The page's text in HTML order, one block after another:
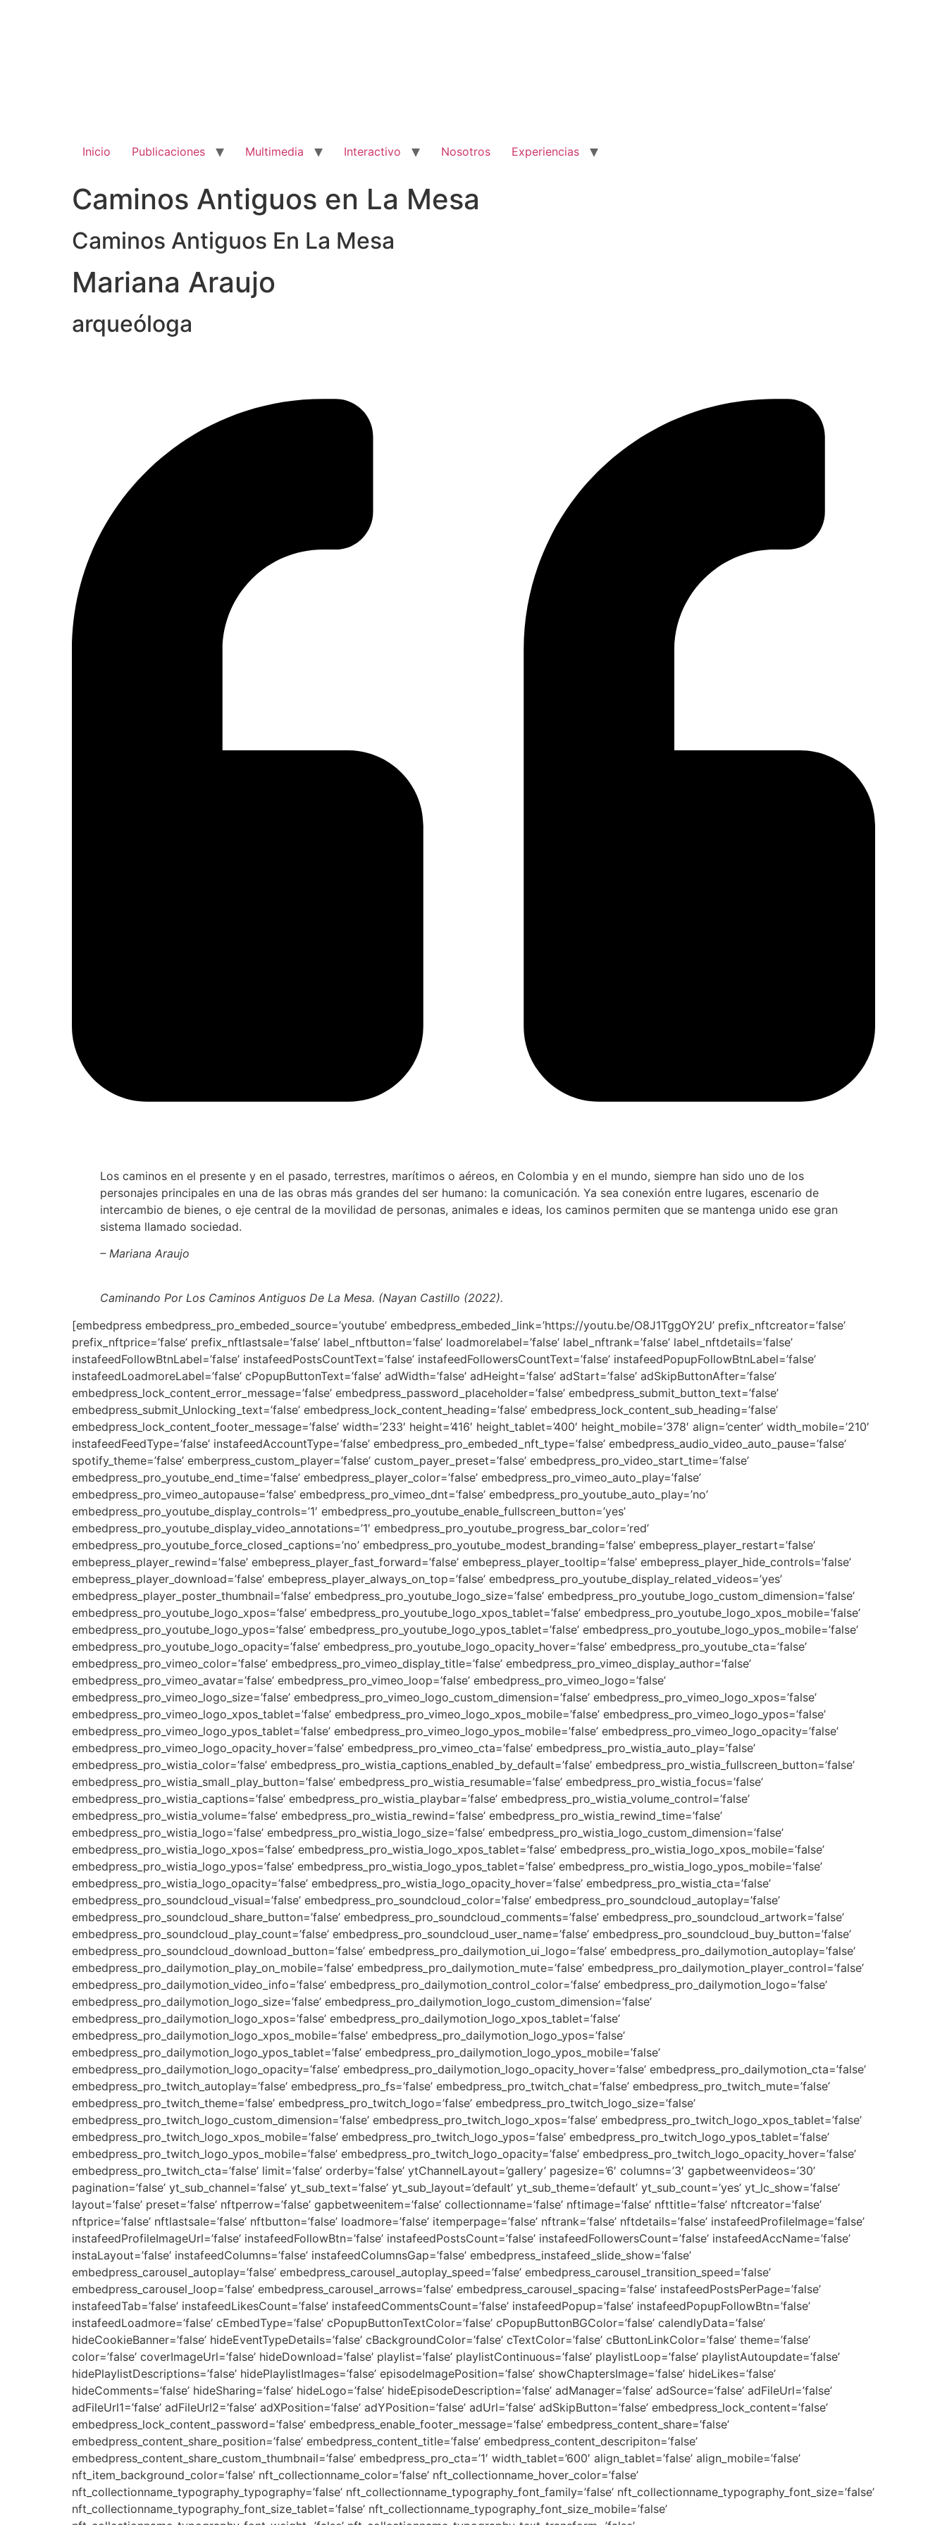
Inicio Publicaciones Multimedia Interactivo Nosotros Experiencias
Caminos Antiguos en La Mesa
Caminos Antiguos En La Mesa
Mariana Araujo
arqueóloga
Los caminos en el presente y en el pasado, terrestres, marítimos o aéreos, en Colombia y en el mundo, siempre han sido uno de los
personajes principales en una de las obras más grandes del ser humano: la comunicación. Ya sea conexión entre lugares, escenario de
intercambio de bienes, o eje central de la movilidad de personas, animales e ideas, los caminos permiten que se mantenga unido ese gran
sistema llamado sociedad.
– Mariana Araujo
Caminando Por Los Caminos Antiguos De La Mesa. (Nayan Castillo (2022).
[embedpress embedpress_pro_embeded_source=’youtube’ embedpress_embeded_link=’https://youtu.be/O8J1TggOY2U’ prefix_nftcreator=’false’ prefix_nftprice=’false’ prefix_nftlastsale=’false’ label_nftbutton=’false’ loadmorelabel=’false’ label_nftrank=’false’ label_nftdetails=’false’ instafeedFollowBtnLabel=’false’ instafeedPostsCountText=’false’ instafeedFollowersCountText=’false’ instafeedPopupFollowBtnLabel=’false’ instafeedLoadmoreLabel=’false’ cPopupButtonText=’false’ adWidth=’false’ adHeight=’false’ adStart=’false’ adSkipButtonAfter=’false’ embedpress_lock_content_error_message=’false’ embedpress_password_placeholder=’false’ embedpress_submit_button_text=’false’ embedpress_submit_Unlocking_text=’false’ embedpress_lock_content_heading=’false’ embedpress_lock_content_sub_heading=’false’ embedpress_lock_content_footer_message=’false’ width=’233′ height=’416′ height_tablet=’400′ height_mobile=’378′ align=’center’ width_mobile=’210′ instafeedFeedType=’false’ instafeedAccountType=’false’ embedpress_pro_embeded_nft_type=’false’ embedpress_audio_video_auto_pause=’false’ spotify_theme=’false’ emberpress_custom_player=’false’ custom_payer_preset=’false’ embedpress_pro_video_start_time=’false’ embedpress_pro_youtube_end_time=’false’ embedpress_player_color=’false’ embedpress_pro_vimeo_auto_play=’false’ embedpress_pro_vimeo_autopause=’false’ embedpress_pro_vimeo_dnt=’false’ embedpress_pro_youtube_auto_play=’no’ embedpress_pro_youtube_display_controls=’1′ embedpress_pro_youtube_enable_fullscreen_button=’yes’ embedpress_pro_youtube_display_video_annotations=’1′ embedpress_pro_youtube_progress_bar_color=’red’ embedpress_pro_youtube_force_closed_captions=’no’ embedpress_pro_youtube_modest_branding=’false’ embepress_player_restart=’false’ embepress_player_rewind=’false’ embepress_player_fast_forward=’false’ embepress_player_tooltip=’false’ embepress_player_hide_controls=’false’ embepress_player_download=’false’ embepress_player_always_on_top=’false’ embedpress_pro_youtube_display_related_videos=’yes’ embedpress_player_poster_thumbnail=’false’ embedpress_pro_youtube_logo_size=’false’ embedpress_pro_youtube_logo_custom_dimension=’false’ embedpress_pro_youtube_logo_xpos=’false’ embedpress_pro_youtube_logo_xpos_tablet=’false’ embedpress_pro_youtube_logo_xpos_mobile=’false’ embedpress_pro_youtube_logo_ypos=’false’ embedpress_pro_youtube_logo_ypos_tablet=’false’ embedpress_pro_youtube_logo_ypos_mobile=’false’ embedpress_pro_youtube_logo_opacity=’false’ embedpress_pro_youtube_logo_opacity_hover=’false’ embedpress_pro_youtube_cta=’false’ embedpress_pro_vimeo_color=’false’ embedpress_pro_vimeo_display_title=’false’ embedpress_pro_vimeo_display_author=’false’ embedpress_pro_vimeo_avatar=’false’ embedpress_pro_vimeo_loop=’false’ embedpress_pro_vimeo_logo=’false’ embedpress_pro_vimeo_logo_size=’false’ embedpress_pro_vimeo_logo_custom_dimension=’false’ embedpress_pro_vimeo_logo_xpos=’false’ embedpress_pro_vimeo_logo_xpos_tablet=’false’ embedpress_pro_vimeo_logo_xpos_mobile=’false’ embedpress_pro_vimeo_logo_ypos=’false’ embedpress_pro_vimeo_logo_ypos_tablet=’false’ embedpress_pro_vimeo_logo_ypos_mobile=’false’ embedpress_pro_vimeo_logo_opacity=’false’ embedpress_pro_vimeo_logo_opacity_hover=’false’ embedpress_pro_vimeo_cta=’false’ embedpress_pro_wistia_auto_play=’false’ embedpress_pro_wistia_color=’false’ embedpress_pro_wistia_captions_enabled_by_default=’false’ embedpress_pro_wistia_fullscreen_button=’false’ embedpress_pro_wistia_small_play_button=’false’ embedpress_pro_wistia_resumable=’false’ embedpress_pro_wistia_focus=’false’ embedpress_pro_wistia_captions=’false’ embedpress_pro_wistia_playbar=’false’ embedpress_pro_wistia_volume_control=’false’ embedpress_pro_wistia_volume=’false’ embedpress_pro_wistia_rewind=’false’ embedpress_pro_wistia_rewind_time=’false’ embedpress_pro_wistia_logo=’false’ embedpress_pro_wistia_logo_size=’false’ embedpress_pro_wistia_logo_custom_dimension=’false’ embedpress_pro_wistia_logo_xpos=’false’ embedpress_pro_wistia_logo_xpos_tablet=’false’ embedpress_pro_wistia_logo_xpos_mobile=’false’ embedpress_pro_wistia_logo_ypos=’false’ embedpress_pro_wistia_logo_ypos_tablet=’false’ embedpress_pro_wistia_logo_ypos_mobile=’false’ embedpress_pro_wistia_logo_opacity=’false’ embedpress_pro_wistia_logo_opacity_hover=’false’ embedpress_pro_wistia_cta=’false’ embedpress_pro_soundcloud_visual=’false’ embedpress_pro_soundcloud_color=’false’ embedpress_pro_soundcloud_autoplay=’false’ embedpress_pro_soundcloud_share_button=’false’ embedpress_pro_soundcloud_comments=’false’ embedpress_pro_soundcloud_artwork=’false’ embedpress_pro_soundcloud_play_count=’false’ embedpress_pro_soundcloud_user_name=’false’ embedpress_pro_soundcloud_buy_button=’false’ embedpress_pro_soundcloud_download_button=’false’ embedpress_pro_dailymotion_ui_logo=’false’ embedpress_pro_dailymotion_autoplay=’false’ embedpress_pro_dailymotion_play_on_mobile=’false’ embedpress_pro_dailymotion_mute=’false’ embedpress_pro_dailymotion_player_control=’false’ embedpress_pro_dailymotion_video_info=’false’ embedpress_pro_dailymotion_control_color=’false’ embedpress_pro_dailymotion_logo=’false’ embedpress_pro_dailymotion_logo_size=’false’ embedpress_pro_dailymotion_logo_custom_dimension=’false’ embedpress_pro_dailymotion_logo_xpos=’false’ embedpress_pro_dailymotion_logo_xpos_tablet=’false’ embedpress_pro_dailymotion_logo_xpos_mobile=’false’ embedpress_pro_dailymotion_logo_ypos=’false’ embedpress_pro_dailymotion_logo_ypos_tablet=’false’ embedpress_pro_dailymotion_logo_ypos_mobile=’false’ embedpress_pro_dailymotion_logo_opacity=’false’ embedpress_pro_dailymotion_logo_opacity_hover=’false’ embedpress_pro_dailymotion_cta=’false’ embedpress_pro_twitch_autoplay=’false’ embedpress_pro_fs=’false’ embedpress_pro_twitch_chat=’false’ embedpress_pro_twitch_mute=’false’ embedpress_pro_twitch_theme=’false’ embedpress_pro_twitch_logo=’false’ embedpress_pro_twitch_logo_size=’false’ embedpress_pro_twitch_logo_custom_dimension=’false’ embedpress_pro_twitch_logo_xpos=’false’ embedpress_pro_twitch_logo_xpos_tablet=’false’ embedpress_pro_twitch_logo_xpos_mobile=’false’ embedpress_pro_twitch_logo_ypos=’false’ embedpress_pro_twitch_logo_ypos_tablet=’false’ embedpress_pro_twitch_logo_ypos_mobile=’false’ embedpress_pro_twitch_logo_opacity=’false’ embedpress_pro_twitch_logo_opacity_hover=’false’ embedpress_pro_twitch_cta=’false’ limit=’false’ orderby=’false’ ytChannelLayout=’gallery’ pagesize=’6′ columns=’3′ gapbetweenvideos=’30’ pagination=’false’ yt_sub_channel=’false’ yt_sub_text=’false’ yt_sub_layout=’default’ yt_sub_theme=’default’ yt_sub_count=’yes’ yt_lc_show=’false’ layout=’false’ preset=’false’ nftperrow=’false’ gapbetweenitem=’false’ collectionname=’false’ nftimage=’false’ nfttitle=’false’ nftcreator=’false’ nftprice=’false’ nftlastsale=’false’ nftbutton=’false’ loadmore=’false’ itemperpage=’false’ nftrank=’false’ nftdetails=’false’ instafeedProfileImage=’false’ instafeedProfileImageUrl=’false’ instafeedFollowBtn=’false’ instafeedPostsCount=’false’ instafeedFollowersCount=’false’ instafeedAccName=’false’ instaLayout=’false’ instafeedColumns=’false’ instafeedColumnsGap=’false’ embedpress_instafeed_slide_show=’false’ embedpress_carousel_autoplay=’false’ embedpress_carousel_autoplay_speed=’false’ embedpress_carousel_transition_speed=’false’ embedpress_carousel_loop=’false’ embedpress_carousel_arrows=’false’ embedpress_carousel_spacing=’false’ instafeedPostsPerPage=’false’ instafeedTab=’false’ instafeedLikesCount=’false’ instafeedCommentsCount=’false’ instafeedPopup=’false’ instafeedPopupFollowBtn=’false’ instafeedLoadmore=’false’ cEmbedType=’false’ cPopupButtonTextColor=’false’ cPopupButtonBGColor=’false’ calendlyData=’false’ hideCookieBanner=’false’ hideEventTypeDetails=’false’ cBackgroundColor=’false’ cTextColor=’false’ cButtonLinkColor=’false’ theme=’false’ color=’false’ coverImageUrl=’false’ hideDownload=’false’ playlist=’false’ playlistContinuous=’false’ playlistLoop=’false’ playlistAutoupdate=’false’ hidePlaylistDescriptions=’false’ hidePlaylistImages=’false’ episodeImagePosition=’false’ showChaptersImage=’false’ hideLikes=’false’ hideComments=’false’ hideSharing=’false’ hideLogo=’false’ hideEpisodeDescription=’false’ adManager=’false’ adSource=’false’ adFileUrl=’false’ adFileUrl1=’false’ adFileUrl2=’false’ adXPosition=’false’ adYPosition=’false’ adUrl=’false’ adSkipButton=’false’ embedpress_lock_content=’false’ embedpress_lock_content_password=’false’ embedpress_enable_footer_message=’false’ embedpress_content_share=’false’ embedpress_content_share_position=’false’ embedpress_content_title=’false’ embedpress_content_descripiton=’false’ embedpress_content_share_custom_thumbnail=’false’ embedpress_pro_cta=’1′ width_tablet=’600′ align_tablet=’false’ align_mobile=’false’ nft_item_background_color=’false’ nft_collectionname_color=’false’ nft_collectionname_hover_color=’false’ nft_collectionname_typography_typography=’false’ nft_collectionname_typography_font_family=’false’ nft_collectionname_typography_font_size=’false’ nft_collectionname_typography_font_size_tablet=’false’ nft_collectionname_typography_font_size_mobile=’false’ nft_collectionname_typography_font_weight=’false’ nft_collectionname_typography_text_transform=’false’ nft_collectionname_typography_font_style=’false’ nft_collectionname_typography_text_decoration=’false’ nft_collectionname_typography_line_height=’false’ nft_collectionname_typography_line_height_tablet=’false’ nft_collectionname_typography_line_height_mobile=’false’ nft_collectionname_typography_letter_spacing=’false’ nft_collectionname_typography_letter_spacing_tablet=’false’ nft_collectionname_typography_letter_spacing_mobile=’false’ nft_collectionname_typography_word_spacing=’false’ nft_collectionname_typography_word_spacing_tablet=’false’ nft_collectionname_typography_word_spacing_mobile=’false’ nft_title_color=’false’ nft_title_typography_typography=’false’ nft_title_typography_font_family=’false’ nft_title_typography_font_size=’false’ nft_title_typography_fon